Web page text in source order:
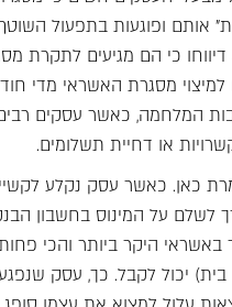
אותם ופוגעות בתפעול
העסק. כ-40% דיווחו כי הם מגיעים
מגיעים למיצוי מסגרת האשראי מדי
המלחמה, כאשר עסקים
או דחיית תשלומים.
כאן. כאשר עסק נקלע
לשלם על המינוס בחשבון
באשראי היקר ביותר והכי
יכול לקבל. כך, עסק שנפגע